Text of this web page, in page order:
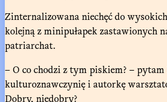
Zinternalizowana niechęć do
kolejną z minipułapek zastawionych
patriarchat.
– O co chodzi z tym piskiem? – pytam
kulturoznawczynię i autorkę
Dobry, niedobry?